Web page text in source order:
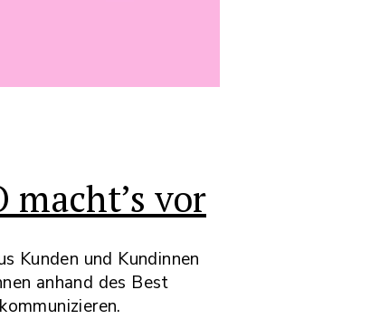
vor
Kunden und Kundinnen
anhand des Best